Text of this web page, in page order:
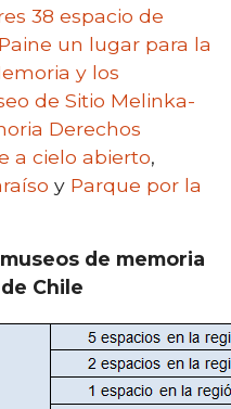
38 espacio de
un lugar para la
y los
de Sitio Melinka-
Derechos
a cielo abierto,
y Parque por la
de memoria
Chile